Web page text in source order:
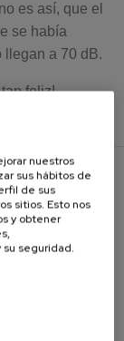
es así, que el
se había
llegan a 70 dB.
feliz!
nuestros
sus hábitos de
de sus
sitios. Esto nos
y obtener
seguridad.